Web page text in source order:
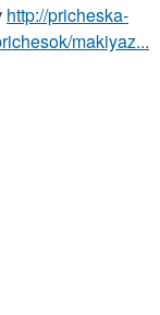
http://pricheska-
makiyaz...